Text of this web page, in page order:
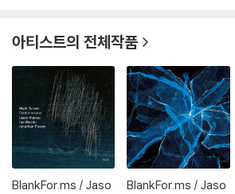
아티스트의 전체작품
BlankFor.ms / Jaso
BlankFor.ms / Jaso